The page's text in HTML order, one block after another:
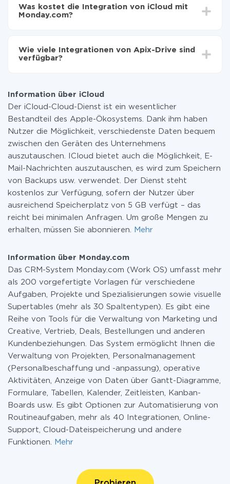
Monday.com übertragen
Im Durchschnitt dauert es 10-15 Minuten.
Was kostet die Integration von iCloud mit
Monday.com?
zahlen nur für die Datenmenge, die über unseren
Service von einem System auf ein anderes übertragen
Weitere Informationen zu
Wie viele Integrationen von Apix-Drive sind
verfügbar?
Information über iCloud
Der iCloud-Cloud-Dienst ist ein wesentlicher
Bestandteil des Apple-Ökosystems. Dank ihm haben
Nutzer die Möglichkeit, verschiedenste Daten bequem
zwischen den Geräten des Unternehmens
auszutauschen. ICloud bietet auch die Möglichkeit, E-
Mail-Nachrichten auszutauschen, es wird zum Speichern
von Backups usw. verwendet. Der Dienst steht
kostenlos zur Verfügung, sofern der Nutzer über
ausreichend Speicherplatz von 5 GB verfügt – das
reicht bei minimalen Anfragen. Um große Mengen zu
erhalten, müssen Sie abonnieren.
Mehr
Information über Monday.com
Das CRM-System Monday.com (Work OS) umfasst mehr
als 200 vorgefertigte Vorlagen für verschiedene
Aufgaben, Projekte und Spezialisierungen sowie visuelle
Supertables (mehr als 30 Spaltentypen). Es gibt eine
Reihe von Tools für die Verwaltung von Marketing und
Creative, Vertrieb, Deals, Bestellungen und anderen
Kundenbeziehungen. Das System ermöglicht Ihnen die
Verwaltung von Projekten, Personalmanagement
(Personalbeschaffung und -anpassung), operative
Aktivitäten, Anzeige von Daten über Gantt-Diagramme,
Formulare, Tabellen, Kalender, Zeitleisten, Kanban-
Boards usw. Es gibt Optionen zur Automatisierung von
Routineaufgaben, mehr als 40 Integrationen, Online-
Support, Cloud-Dateispeicherung und andere
Funktionen.
Mehr